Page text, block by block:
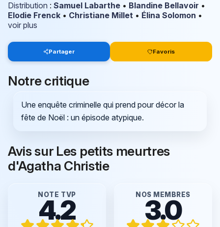
Distribution : Samuel Labarthe • Blandine Bellavoir •
Elodie Frenck • Christiane Millet • Élina Solomon •
voir plus
Partager Favoris
Notre critique
Une enquête criminelle qui prend pour décor la
fête de Noël : un épisode atypique.
Avis sur Les petits meurtres
d'Agatha Christie
NOTE TVP
4.2 NOS MEMBRES
3.0